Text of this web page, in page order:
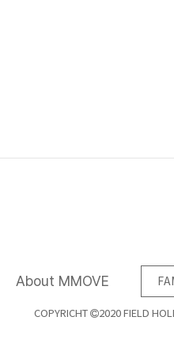
About MMOVE
COPYRICHT 2020 FIELD